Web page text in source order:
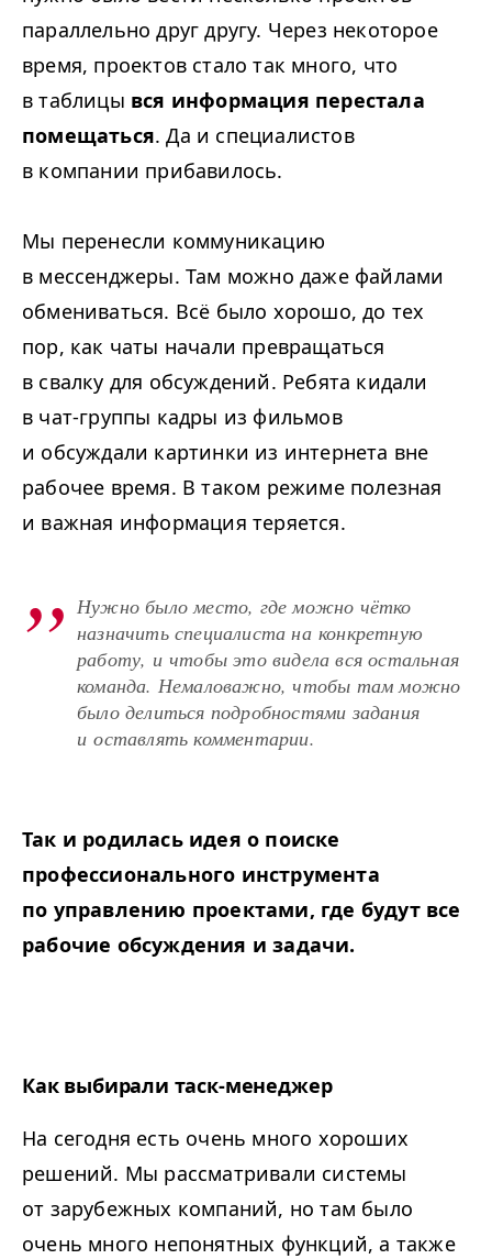
параллельно друг другу. Через некоторое
время, проектов стало так много, что
в таблицы вся информация перестала
помещаться. Да и специалистов
в компании прибавилось.
Мы перенесли коммуникацию
в мессенджеры. Там можно даже файлами
обмениваться. Всё было хорошо, до тех
пор, как чаты начали превращаться
в свалку для обсуждений. Ребята кидали
в чат-группы кадры из фильмов
и обсуждали картинки из интернета вне
рабочее время. В таком режиме полезная
и важная информация теряется.
Нужно было место, где можно чётко
назначить специалиста на конкретную
работу, и чтобы это видела вся остальная
команда. Немаловажно, чтобы там можно
было делиться подробностями задания
и оставлять комментарии.
Так и родилась идея о поиске
профессионального инструмента
по управлению проектами, где будут все
рабочие обсуждения и задачи.
Как выбирали таск-менеджер
На сегодня есть очень много хороших
решений. Мы рассматривали системы
от зарубежных компаний, но там было
очень много непонятных функций, а также